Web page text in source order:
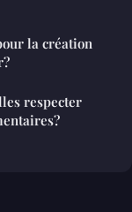
la création
respecter